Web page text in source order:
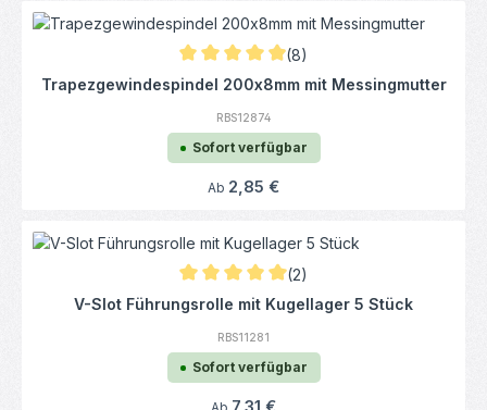
Durchschnittliche Bewertung von 4.94 von
(8)
Trapezgewindespindel 200x8mm mit Messingmutter
RBS12874
Sofort verfügbar
Regulärer Preis:
Ab 2,85 €
Durchschnittliche Bewertung von 5 von 5
(2)
V-Slot Führungsrolle mit Kugellager 5 Stück
RBS11281
Sofort verfügbar
Regulärer Preis: